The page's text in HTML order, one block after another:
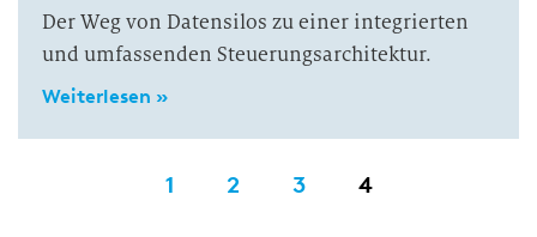
Der Weg von Datensilos zu einer integrierten
und umfassenden Steuerungsarchitektur.
Weiterlesen »
1 2 3 4